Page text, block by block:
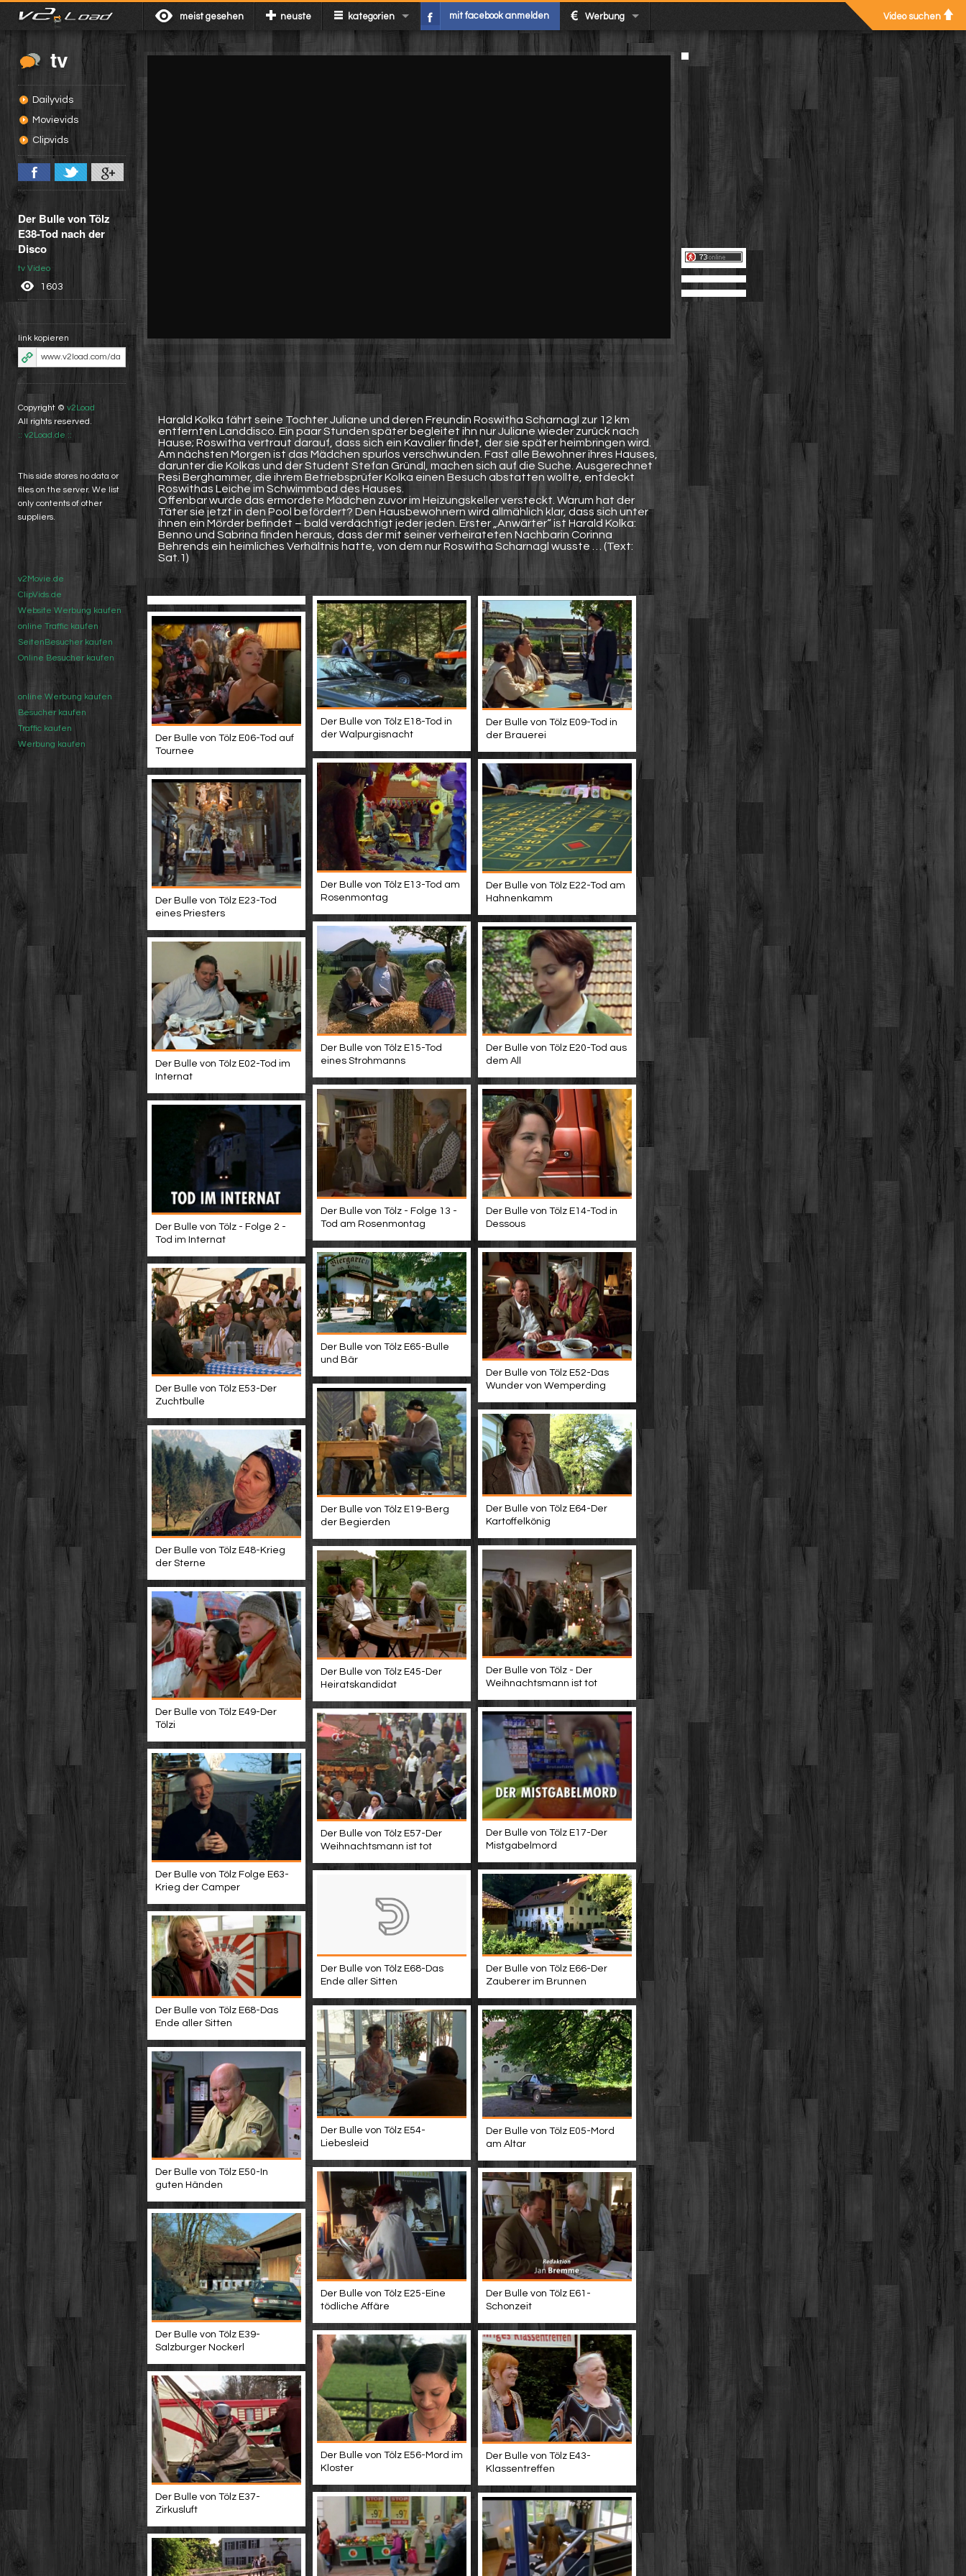
meist gesehen neuste kategorien mit facebook anmelden Werbung Video suchen
tv
Dailyvids
Movievids
Clipvids
Der Bulle von Tölz
E38-Tod nach der
Disco
tv Video
1603
link kopieren
Copyright © v2Load
All rights reserved.
:: v2Load.de ::
This side stores no data or
files on the server. We list
only contents of other
suppliers.
v2Movie.de
ClipVids.de
Website Werbung kaufen
online Traffic kaufen
SeitenBesucher kaufen
Online Besucher kaufen
online Werbung kaufen
Besucher kaufen
Traffic kaufen
Werbung kaufen
Harald Kolka fährt seine Tochter Juliane und deren Freundin Roswitha Scharnagl zur 12 km
entfernten Landdisco. Ein paar Stunden später begleitet ihn nur Juliane wieder zurück nach
Hause; Roswitha vertraut darauf, dass sich ein Kavalier findet, der sie später heimbringen wird.
Am nächsten Morgen ist das Mädchen spurlos verschwunden. Fast alle Bewohner ihres Hauses,
darunter die Kolkas und der Student Stefan Gründl, machen sich auf die Suche. Ausgerechnet
Resi Berghammer, die ihrem Betriebsprüfer Kolka einen Besuch abstatten wollte, entdeckt
Roswithas Leiche im Schwimmbad des Hauses.
Offenbar wurde das ermordete Mädchen zuvor im Heizungskeller versteckt. Warum hat der
Täter sie jetzt in den Pool befördert? Den Hausbewohnern wird allmählich klar, dass sich unter
ihnen ein Mörder befindet – bald verdächtigt jeder jeden. Erster „Anwärter“ ist Harald Kolka:
Benno und Sabrina finden heraus, dass der mit seiner verheirateten Nachbarin Corinna
Behrends ein heimliches Verhältnis hatte, von dem nur Roswitha Scharnagl wusste … (Text:
Sat.1)
Der Bulle von Tölz E18-Tod in
der Walpurgisnacht
Der Bulle von Tölz E09-Tod in
der Brauerei
Der Bulle von Tölz E06-Tod auf
Tournee
Der Bulle von Tölz E13-Tod am
Rosenmontag
Der Bulle von Tölz E22-Tod am
Hahnenkamm
Der Bulle von Tölz E23-Tod
eines Priesters
Der Bulle von Tölz E15-Tod
eines Strohmanns
Der Bulle von Tölz E20-Tod aus
dem All
Der Bulle von Tölz E02-Tod im
Internat
Der Bulle von Tölz - Folge 13 -
Tod am Rosenmontag
Der Bulle von Tölz E14-Tod in
Dessous
Der Bulle von Tölz - Folge 2 -
Tod im Internat
Der Bulle von Tölz E65-Bulle
und Bär
Der Bulle von Tölz E52-Das
Wunder von Wemperding
Der Bulle von Tölz E53-Der
Zuchtbulle
Der Bulle von Tölz E19-Berg
der Begierden
Der Bulle von Tölz E64-Der
Kartoffelkönig
Der Bulle von Tölz E48-Krieg
der Sterne
Der Bulle von Tölz - Der
Weihnachtsmann ist tot
Der Bulle von Tölz E45-Der
Heiratskandidat
Der Bulle von Tölz E49-Der
Tölzi
Der Bulle von Tölz E17-Der
Mistgabelmord
Der Bulle von Tölz E57-Der
Weihnachtsmann ist tot
Der Bulle von Tölz Folge E63-
Krieg der Camper
Der Bulle von Tölz E66-Der
Zauberer im Brunnen
Der Bulle von Tölz E68-Das
Ende aller Sitten
Der Bulle von Tölz E68-Das
Ende aller Sitten
Der Bulle von Tölz E54-
Liebesleid
Der Bulle von Tölz E05-Mord
am Altar
Der Bulle von Tölz E50-In
guten Händen
Der Bulle von Tölz E25-Eine
tödliche Affäre
Der Bulle von Tölz E61-
Schonzeit
Der Bulle von Tölz E39-
Salzburger Nockerl
Der Bulle von Tölz E56-Mord im
Kloster
Der Bulle von Tölz E43-
Klassentreffen
Der Bulle von Tölz E37-
Zirkusluft